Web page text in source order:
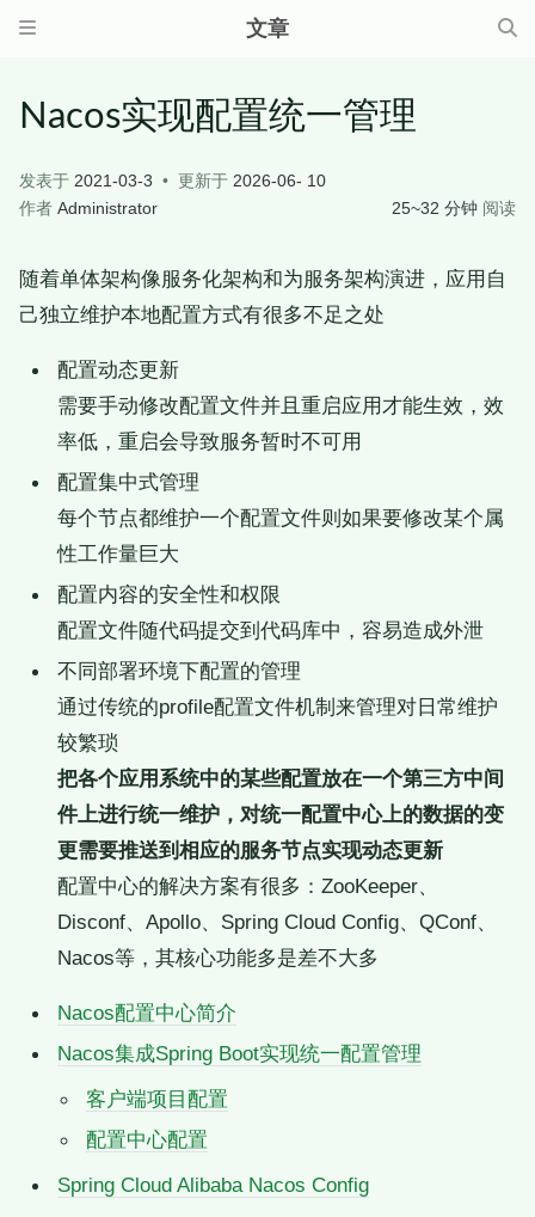
文章
Nacos实现配置统一管理
发表于 2021-03-3 更新于 2026-06- 10
作者 Administrator 25~32 分钟 阅读
随着单体架构像服务化架构和为服务架构演进，应用自
己独立维护本地配置方式有很多不足之处
配置动态更新
需要手动修改配置文件并且重启应用才能生效，效
率低，重启会导致服务暂时不可用
配置集中式管理
每个节点都维护一个配置文件则如果要修改某个属
性工作量巨大
配置内容的安全性和权限
配置文件随代码提交到代码库中，容易造成外泄
不同部署环境下配置的管理
通过传统的profile配置文件机制来管理对日常维护
较繁琐
把各个应用系统中的某些配置放在一个第三方中间
件上进行统一维护，对统一配置中心上的数据的变
更需要推送到相应的服务节点实现动态更新
配置中心的解决方案有很多：ZooKeeper、
Disconf、Apollo、Spring Cloud Config、QConf、
Nacos等，其核心功能多是差不大多
Nacos配置中心简介
Nacos集成Spring Boot实现统一配置管理
客户端项目配置
配置中心配置
Spring Cloud Alibaba Nacos Config